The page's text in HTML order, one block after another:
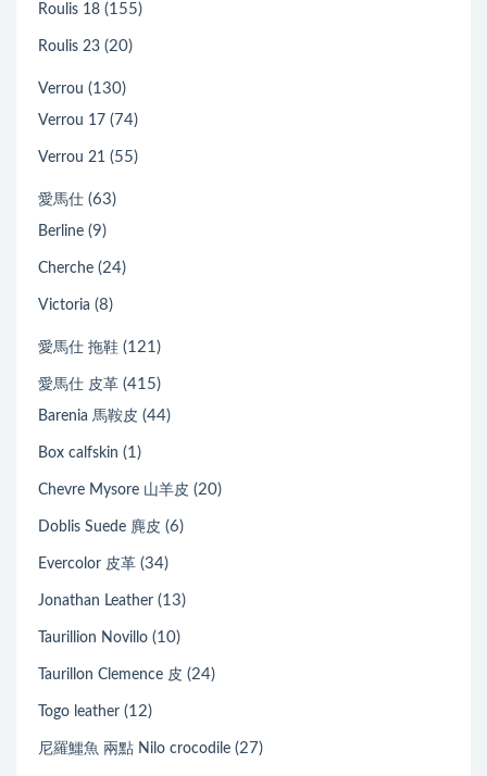
Roulis 18 (155)
Roulis 23 (20)
Verrou (130)
Verrou 17 (74)
Verrou 21 (55)
愛馬仕 (63)
Berline (9)
Cherche (24)
Victoria (8)
愛馬仕 拖鞋 (121)
愛馬仕 皮革 (415)
Barenia 馬鞍皮 (44)
Box calfskin (1)
Chevre Mysore 山羊皮 (20)
Doblis Suede 麂皮 (6)
Evercolor 皮革 (34)
Jonathan Leather (13)
Taurillion Novillo (10)
Taurillon Clemence 皮 (24)
Togo leather (12)
尼羅鱷魚 兩點 Nilo crocodile (27)